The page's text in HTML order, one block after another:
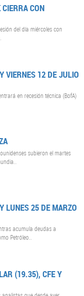
CON
del día miércoles con
VIERNES 12 DE JULIO
en recesión técnica (BofA)
subieron el martes
LUNES 25 DE MARZO
acumula deudas a
Petróleo..
(19.35), CFE Y